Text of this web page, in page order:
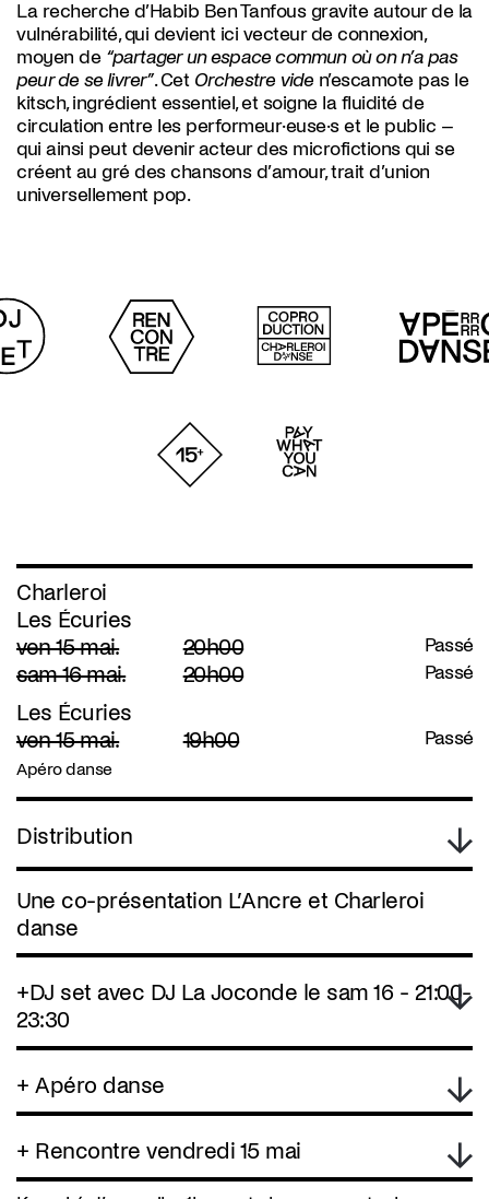
La recherche d’Habib Ben Tanfous gravite autour de la
vulnérabilité, qui devient ici vecteur de connexion,
moyen de “partager un espace commun où on n’a pas
peur de se livrer”. Cet Orchestre vide n’escamote pas le
kitsch, ingrédient essentiel, et soigne la fluidité de
circulation entre les performeur·euse·s et le public –
qui ainsi peut devenir acteur des microfictions qui se
créent au gré des chansons d’amour, trait d’union
universellement pop.
Charleroi
Les Écuries
ven 15 mai.
20h00 Passé
sam 16 mai. 20h00 Passé
Les Écuries
ven 15 mai.
Apéro danse
19h00 Passé
Distribution
Une co-présentation L’Ancre et Charleroi
danse
+DJ set avec DJ La Joconde le sam 16 - 21:00-
23:30
+ Apéro danse
+ Rencontre vendredi 15 mai